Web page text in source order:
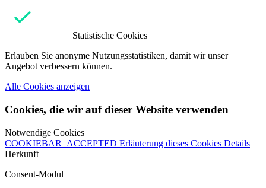
Statistische Cookies
Erlauben Sie anonyme Nutzungsstatistiken, damit wir unser
Angebot verbessern können.
Alle Cookies anzeigen
Cookies, die wir auf dieser Website verwenden
Notwendige Cookies
COOKIEBAR_ACCEPTED Erläuterung dieses Cookies Details
Herkunft
Consent-Modul